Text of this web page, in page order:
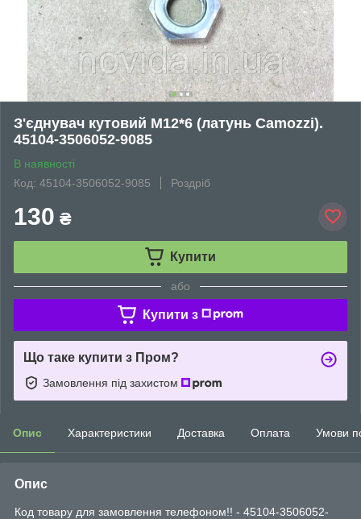
З'єднувач кутовий М12*6 (латунь Camozzi).
45104-3506052-9085
В наявності
Код: 45104-3506052-9085
Роздріб
130 ₴
Купити
або
Купити з
Що таке купити з Пром?
Замовлення під захистом
Опис Характеристики Доставка Оплата Умови
Опис
Код товару для замовлення телефоном!! - 45104-3506052-